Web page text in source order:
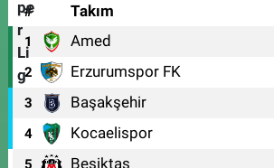
# Takım
1 Amed
2 Erzurumspor FK
3 Başakşehir
4 Kocaelispor
5 Beşiktaş